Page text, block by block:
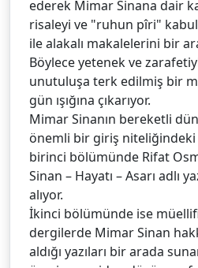
ederek Mimar Sinana dair
risaleyi ve "ruhun pîri"
ile alakalı makalelerini bir
Böylece yetenek ve
unutuluşa terk edilmiş bir
gün ışığına çıkarıyor.
Mimar Sinanın bereketli
önemli bir giriş niteliğindeki
birinci bölümünde Rifat
Sinan – Hayatı – Asarı adlı
alıyor.
İkinci bölümünde ise
dergilerde Mimar Sinan
aldığı yazıları bir arada